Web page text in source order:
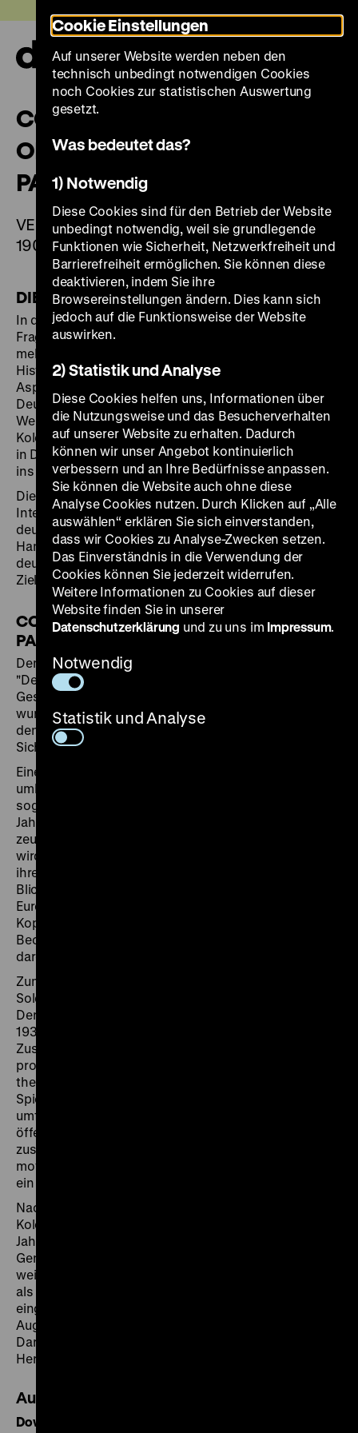
zum
Seiteninhalt
springen
COLONFIGUR EINES
OFFIZIERS IN
PARADEUNIFORM
VERMUTLICH NIGERIA ODER KAMERUN, UM
1900
DIE AUSSTELLUNG
In der Ausstellung "Deutscher Kolonialismus.
Fragmente seiner Geschichte und Gegenwart" mit
mehr als 500 Exponaten befasst sich das Deutsche
Historische Museum erstmals mit den verschiedenen
Aspekten des deutschen Kolonialismus. Obwohl das
Deutsche Reich von 1884 bis zum Ende des Ersten
Weltkriegs 1918 eine der großen europäischen
Kolonialmächte war, rückt die koloniale Vergangenheit
in Deutschland erst seit wenigen Jahren zunehmend
ins öffentliche Bewusstsein.
Die Ausstellung bietet spannende Einblicke in die
Interessen, den Verlauf und die Dynamiken der
deutschen Kolonialgeschichte und erzählt von den
Handlungsräumen, in denen ein breites Spektrum
deutscher, afrikanischer und ozeanischer Akteure ihre
Ziele und Motive verfolgte.
COLONFIGUR EINES OFFIZIERS IN
PARADEUNIFORM
Den Sammlungen und Archiven, die für die Ausstellung
"Deutscher Kolonialismus. Fragmente seiner
Geschichte und Gegenwart" gesichtet und ausgewählt
wurden, und den Fragestellungen und Ordnungen,
denen diese unterliegen, sind die europäischen
Sichtweisen auf die Kolonisierten eingeschrieben.
Eine Gattung von Objekten, die die Blickrichtung
umkehrt und Spielräume eröffnet, sind die
sogenannten Colonfiguren, die ab Ende des 19.
Jahrhunderts von veränderten Machtverhältnissen
zeugten. Mit diesen Masken und figürlichen Skulpturen
wird die Kolonialherrschaft mit ihren Symbolen und
ihrem Personal in den afrikanischen und ozeanischen
Blick genommen. Sie interpretieren Eigenheiten von
Europäern wie Körperhaltung, Herrschaftsposen,
Kopfbedeckungen wie den Tropenhelm, alltägliche
Beobachtungen und individuelle Charakteristika
dargestellter Personen.
Zum Repertoire der Figuren zahlen auch afrikanische
Soldaten, die im Dienst der Kolonialmacht standen.
Der deutsche Ethnologe Julius Lips veröffentlichte
1937 im US-amerikanischen Exil eine wegbereitende
Zusammenschau von Colonfiguren unter dem
programmatischen Buchtitel "The Savage Hits Back, or
the White Man through Native Eyes" (Der Weiße im
Spiegel der Farbigen, 1983). Für sein Werk hatte Lips
umfangreiches Bildmaterial aus über fünfzig
öffentlichen und privaten Sammlungen
zusammengetragen. Die politischen Verhältnisse
motivierten seine Lesart der Darstellungen, denen er
ein antikoloniales und satirisches Potenzial zuschrieb.
Nachdem Ende der 1970er Jahre der Kunstmarkt
Kolonfiguren für sich entdeckte, setzte in den 1980er
Jahren eine erneute Auseinandersetzung mit dem
Genre ein. Im Zuge dessen wurde Lips’ Werk für seine
weitreichenden Interpretationen kritisiert und starker
als Zeitzeugnis nationalsozialistischer Verfolgung
eingeordnet. Gleichzeitig verschob sich das
Augenmerk auf die vielfaltigen Funktionen, die
Darstellungen von Europäern in den
Herkunftsgesellschaften zufallen.
Audioquelle
Download MP3
Cookie Einstellungen
Auf unserer Website werden neben den
technisch unbedingt notwendigen Cookies
noch Cookies zur statistischen Auswertung
gesetzt.
Was bedeutet das?
1) Notwendig
Diese Cookies sind für den Betrieb der Website
unbedingt notwendig, weil sie grundlegende
Funktionen wie Sicherheit, Netzwerkfreiheit und
Barrierefreiheit ermöglichen. Sie können diese
deaktivieren, indem Sie ihre
Browsereinstellungen ändern. Dies kann sich
jedoch auf die Funktionsweise der Website
auswirken.
2) Statistik und Analyse
Diese Cookies helfen uns, Informationen über
die Nutzungsweise und das Besucherverhalten
auf unserer Website zu erhalten. Dadurch
können wir unser Angebot kontinuierlich
verbessern und an Ihre Bedürfnisse anpassen.
Sie können die Website auch ohne diese
Analyse Cookies nutzen. Durch Klicken auf „Alle
auswählen“ erklären Sie sich einverstanden,
dass wir Cookies zu Analyse-Zwecken setzen.
Das Einverständnis in die Verwendung der
Cookies können Sie jederzeit widerrufen.
Weitere Informationen zu Cookies auf dieser
Website finden Sie in unserer
Datenschutzerklärung und zu uns im Impressum.
Notwendig
Statistik und Analyse